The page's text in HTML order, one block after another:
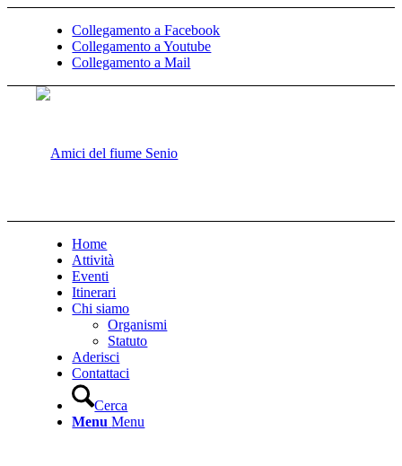
Collegamento a Facebook
Collegamento a Youtube
Collegamento a Mail
Home
Attività
Eventi
Itinerari
Chi siamo
Organismi
Statuto
Aderisci
Contattaci
Cerca
Menu Menu